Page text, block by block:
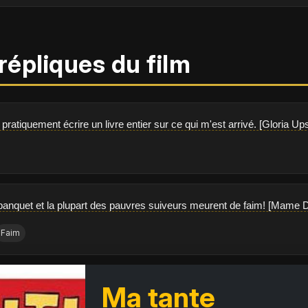
du film
écrire un livre entier sur ce qui m'est arrivé. [Gloria
et la plupart des pauvres suiveurs meurent de faim! [Mame
Faim
Ma tante